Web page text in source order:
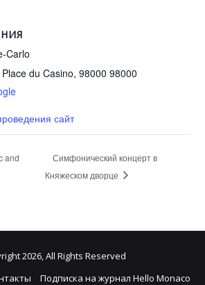
Carlo
du Casino, 98000 98000
сайт
and
Симфонический концерт в
Княжеском дворце
2026, All Rights Reserved
Подписка на журнал Hello Monaco